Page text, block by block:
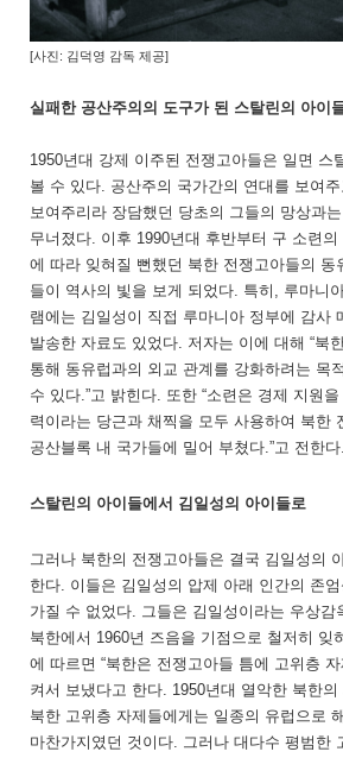
[사진: 김덕영 감독 제공]
실패한 공산주의의 도구가 된 스탈린의 아이
1950년대 강제 이주된 전쟁고아들은 일면 스
볼 수 있다. 공산주의 국가간의 연대를 보여
보여주리라 장담했던 당초의 그들의 망상과
무너졌다. 이후 1990년대 후반부터 구 소련
에 따라 잊혀질 뻔했던 북한 전쟁고아들의 동
들이 역사의 빛을 보게 되었다. 특히, 루마니
램에는 김일성이 직접 루마니아 정부에 감사
발송한 자료도 있었다. 저자는 이에 대해 “북
통해 동유럽과의 외교 관계를 강화하려는 목
수 있다.”고 밝힌다. 또한 “소련은 경제 지원
력이라는 당근과 채찍을 모두 사용하여 북한
공산블록 내 국가들에 밀어 부쳤다.”고 전한
스탈린의 아이들에서 김일성의 아이들로
그러나 북한의 전쟁고아들은 결국 김일성의
한다. 이들은 김일성의 압제 아래 인간의 존
가질 수 없었다. 그들은 김일성이라는 우상감
북한에서 1960년 즈음을 기점으로 철저히 잊
에 따르면 “북한은 전쟁고아들 틈에 고위층
켜서 보냈다고 한다. 1950년대 열악한 북한
북한 고위층 자제들에게는 일종의 유럽으로
마찬가지였던 것이다. 그러나 대다수 평범한